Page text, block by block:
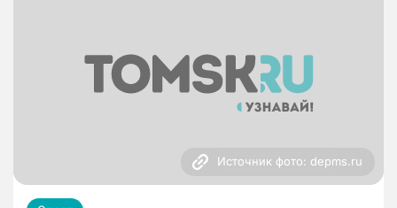
Источник фото: depms.ru